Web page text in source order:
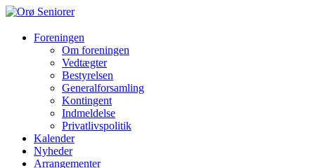
Orø
Seniorer
hyggeligste
hjælper
hinanden
Foreningen
Om foreningen
Vedtægter
Bestyrelsen
Generalforsamling
Kontingent
Indmeldelse
Privatlivspolitik
Kalender
Nyheder
Arrangementer